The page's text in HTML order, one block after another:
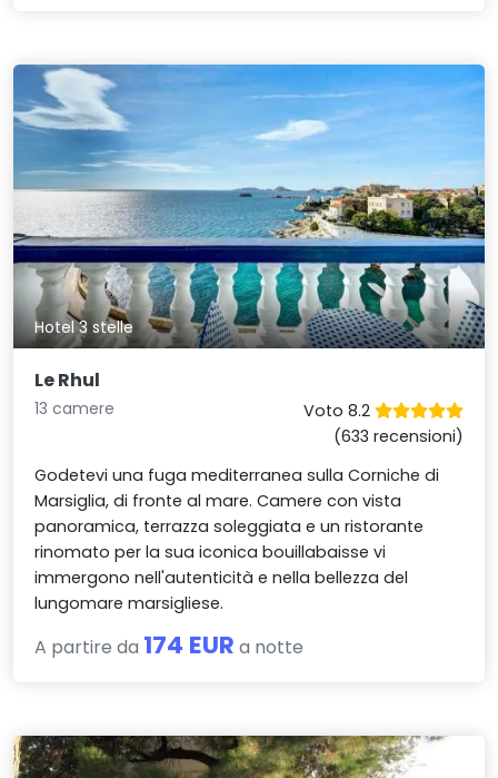
Hotel 3 stelle
Le Rhul
13 camere
Voto 8.2
(633 recensioni)
Godetevi una fuga mediterranea sulla Corniche di
Marsiglia, di fronte al mare. Camere con vista
panoramica, terrazza soleggiata e un ristorante
rinomato per la sua iconica bouillabaisse vi
immergono nell'autenticità e nella bellezza del
lungomare marsigliese.
A partire da 174 EUR a notte